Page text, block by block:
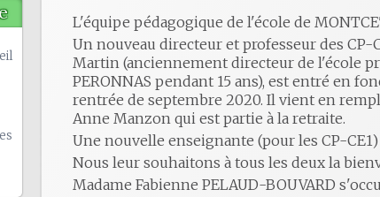
L'équipe pédagogique de l'école de
Un nouveau directeur et professeur des CP-
Martin (anciennement directeur de l'école
PERONNAS pendant 15 ans), est entré en
rentrée de septembre 2020. Il vient en
Anne Manzon qui est partie à la retraite.
Une nouvelle enseignante (pour les CP-
Nous leur souhaitons à tous les deux la
Madame Fabienne PELAUD-BOUVARD